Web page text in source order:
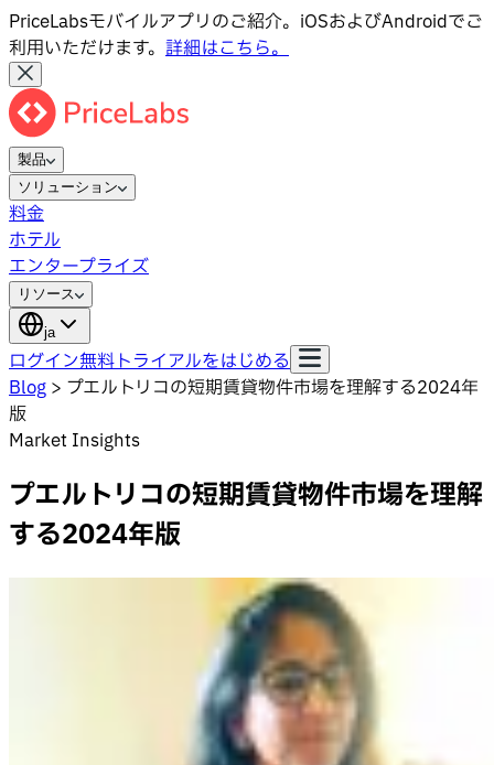
PriceLabsモバイルアプリのご紹介。iOSおよびAndroidでご
利用いただけます。 詳細はこちら。
製品
ソリューション
料金
ホテル
エンタープライズ
リソース
ja
ログイン無料トライアルをはじめる
Blog > プエルトリコの短期賃貸物件市場を理解する2024年
版
Market Insights
プエルトリコの短期賃貸物件市場を理解
する2024年版